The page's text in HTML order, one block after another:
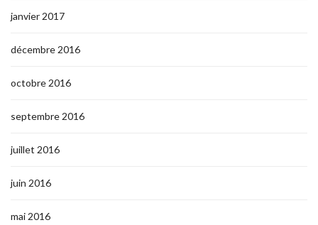
janvier 2017
décembre 2016
octobre 2016
septembre 2016
juillet 2016
juin 2016
mai 2016